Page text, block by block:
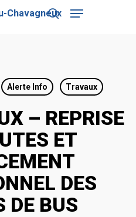
search
Menu
Alerte Info Travaux
– REPRISE
ET
DES
DE BUS